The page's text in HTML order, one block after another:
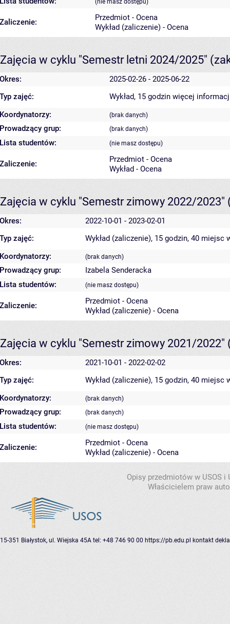
(nie masz dostępu)
Zaliczenie:
Przedmiot - Ocena
Wykład (zaliczenie) - Ocena
Zajęcia w cyklu "Semestr letni 2024/2025"
Okres:
2025-02-26 - 2025-06-22
Typ zajęć:
Wykład, 15 godzin więcej
Koordynatorzy:
(brak danych)
Prowadzący grup: (brak danych)
Lista studentów: (nie masz dostępu)
Zaliczenie:
Przedmiot - Ocena
Wykład - Ocena
Zajęcia w cyklu "Semestr zimowy 2022/2023"
Okres:
2022-10-01 - 2023-02-01
Typ zajęć:
Wykład (zaliczenie), 15 godzin, 40 miejsc
Koordynatorzy:
(brak danych)
Prowadzący grup:
Izabela Senderacka
Lista studentów:
(nie masz dostępu)
Zaliczenie:
Przedmiot - Ocena
Wykład (zaliczenie) - Ocena
Zajęcia w cyklu "Semestr zimowy 2021/2022"
Okres:
2021-10-01 - 2022-02-02
Typ zajęć:
Wykład (zaliczenie), 15 godzin, 40 miejsc
Koordynatorzy:
(brak danych)
Prowadzący grup: (brak danych)
Lista studentów: (nie masz dostępu)
Zaliczenie:
Przedmiot - Ocena
Wykład (zaliczenie) - Ocena
Opisy przedmiotów w USOS
Właścicielem praw
15-351 Białystok, ul. Wiejska 45A tel: +48 746 90 00 https://pb.edu.pl kontakt